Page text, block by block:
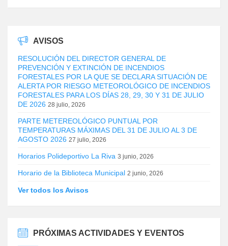
AVISOS
RESOLUCIÓN DEL DIRECTOR GENERAL DE
PREVENCIÓN Y EXTINCIÓN DE INCENDIOS
FORESTALES POR LA QUE SE DECLARA SITUACIÓN DE
ALERTA POR RIESGO METEOROLÓGICO DE INCENDIOS
FORESTALES PARA LOS DÍAS 28, 29, 30 Y 31 DE JULIO
DE 2026 28 julio, 2026
PARTE METEREOLÓGICO PUNTUAL POR
TEMPERATURAS MÁXIMAS DEL 31 DE JULIO AL 3 DE
AGOSTO 2026 27 julio, 2026
Horarios Polideportivo La Riva 3 junio, 2026
Horario de la Biblioteca Municipal 2 junio, 2026
Ver todos los Avisos
PRÓXIMAS ACTIVIDADES Y EVENTOS